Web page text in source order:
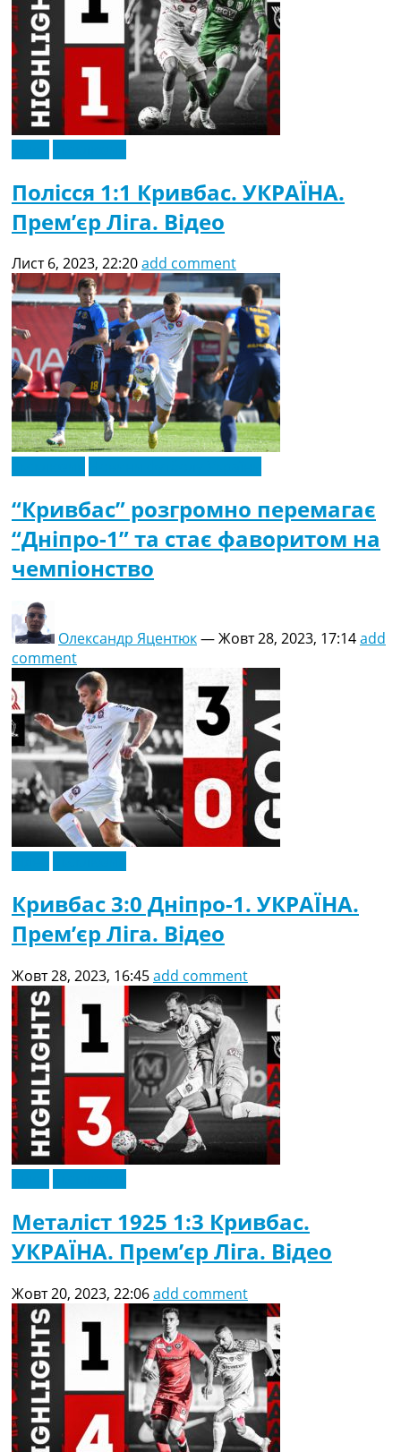
Полісся 1:1 Кривбас. УКРАЇНА.
Прем’єр Ліга. Відео
Лист 6, 2023, 22:20add comment
“Кривбас” розгромно перемагає
“Дніпро-1” та стає фаворитом на
чемпіонство
Олександр Яцентюк—Жовт 28, 2023, 17:14add
comment
Кривбас 3:0 Дніпро-1. УКРАЇНА.
Прем’єр Ліга. Відео
Жовт 28, 2023, 16:45add comment
Металіст 1925 1:3 Кривбас.
УКРАЇНА. Прем’єр Ліга. Відео
Жовт 20, 2023, 22:06add comment